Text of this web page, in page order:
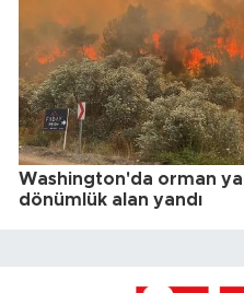
Washington'da orman
dönümlük alan yandı